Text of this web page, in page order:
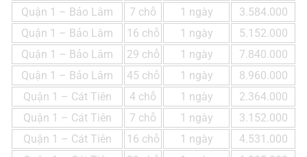
Quận 1 – Bảo Lâm
7 chỗ 1 ngày
3.584.000
Quận 1 – Bảo Lâm
16 chỗ 1 ngày
5.152.000
Quận 1 – Bảo Lâm
29 chỗ 1 ngày
7.840.000
Quận 1 – Bảo Lâm
45 chỗ 1 ngày
8.960.000
Quận 1 – Cát Tiên
4 chỗ 1 ngày
2.364.000
Quận 1 – Cát Tiên
7 chỗ 1 ngày
3.152.000
Quận 1 – Cát Tiên
16 chỗ 1 ngày
4.531.000